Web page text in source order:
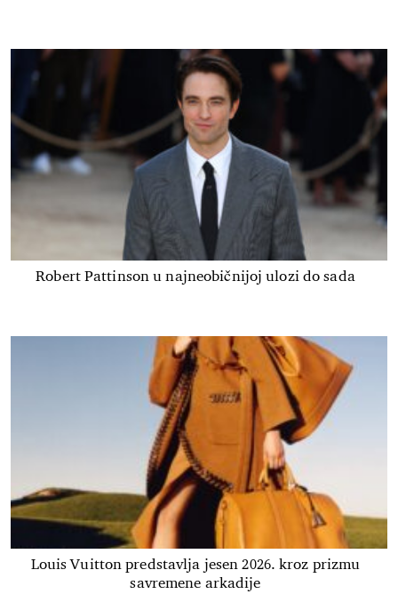
Robert Pattinson u najneobičnijoj ulozi do sada
Louis Vuitton predstavlja jesen 2026. kroz prizmu
savremene arkadije